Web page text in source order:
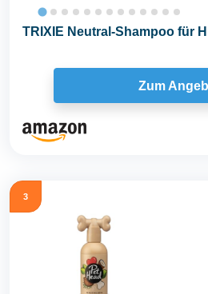
TRIXIE Neutral-Shampoo für
Zum
3